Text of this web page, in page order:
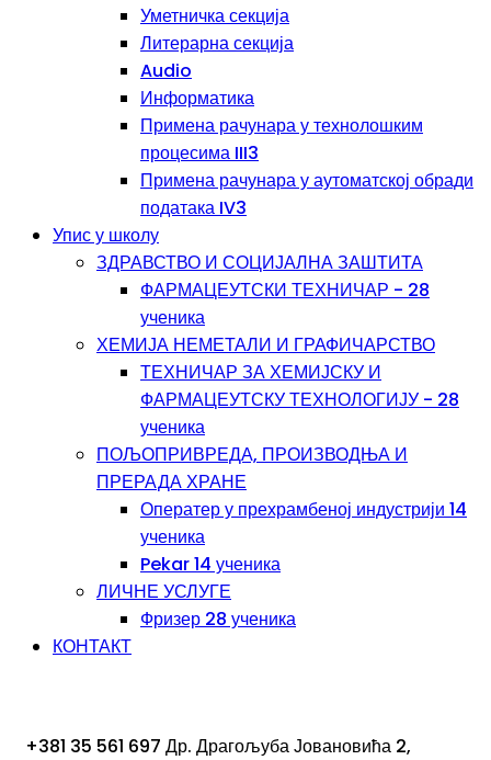
Уметничка секција
Литерарна секција
Audio
Информатика
Примена рачунара у технолошким
процесима III3
Примена рачунара у аутоматској обради
података IV3
Упис у школу
ЗДРАВСТВО И СОЦИЈАЛНА ЗАШТИТА
ФАРМАЦЕУТСКИ ТЕХНИЧАР - 28
ученика
ХЕМИЈА НЕМЕТАЛИ И ГРАФИЧАРСТВО
ТЕХНИЧАР ЗА ХЕМИЈСКУ И
ФАРМАЦЕУТСКУ ТЕХНОЛОГИЈУ - 28
ученика
ПОЉОПРИВРЕДА, ПРОИЗВОДЊА И
ПРЕРАДА ХРАНЕ
Оператер у прехрамбеној индустрији 14
ученика
Pekar 14 ученика
ЛИЧНЕ УСЛУГЕ
Фризер 28 ученика
КОНТАКТ
+381 35 561 697 Др. Драгољуба Јовановића 2,